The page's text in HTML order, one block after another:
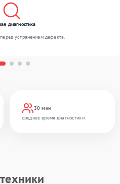
30 мин
среднее время диагностики
диагностика
устранением дефекта.